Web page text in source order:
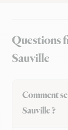
Questions
Sauville
Comment
Sauville ?